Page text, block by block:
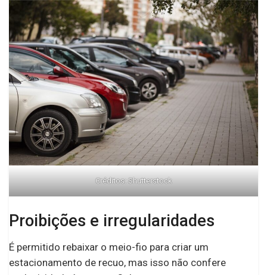
Créditos: Shutterstock
Proibições e irregularidades
É permitido rebaixar o meio-fio para criar um
estacionamento de recuo, mas isso não confere